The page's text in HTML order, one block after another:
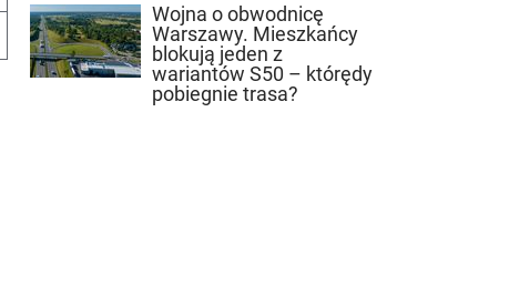
Wojna o obwodnicę
Warszawy. Mieszkańcy
blokują jeden z
wariantów S50 – którędy
pobiegnie trasa?